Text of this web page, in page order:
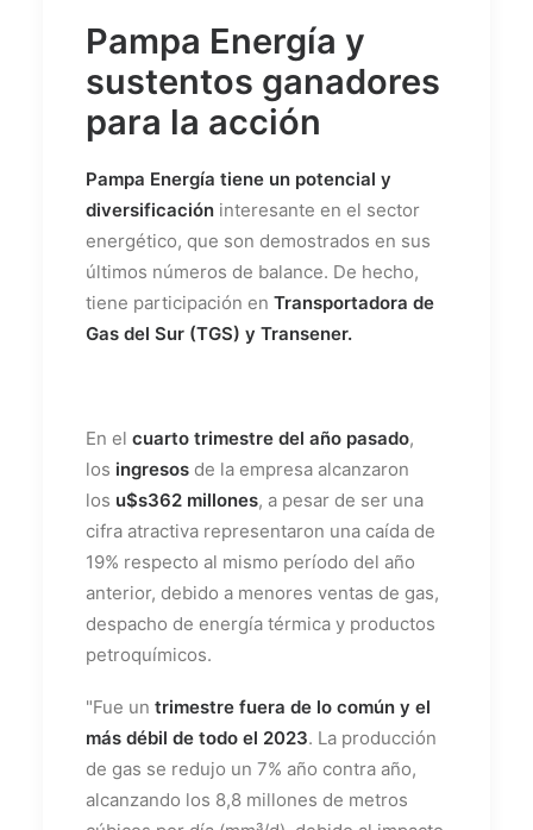
Pampa Energía y
sustentos ganadores
para la acción
Pampa Energía tiene un potencial y
diversificación interesante en el sector
energético, que son demostrados en sus
últimos números de balance. De hecho,
tiene participación en Transportadora de
Gas del Sur (TGS) y Transener.
En el cuarto trimestre del año pasado,
los ingresos de la empresa alcanzaron
los u$s362 millones, a pesar de ser una
cifra atractiva representaron una caída de
19% respecto al mismo período del año
anterior, debido a menores ventas de gas,
despacho de energía térmica y productos
petroquímicos.
"Fue un trimestre fuera de lo común y el
más débil de todo el 2023. La producción
de gas se redujo un 7% año contra año,
alcanzando los 8,8 millones de metros